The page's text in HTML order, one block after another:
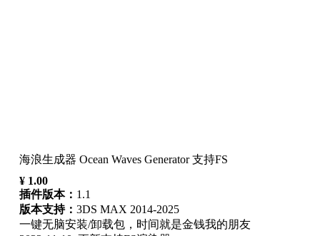
海浪生成器 Ocean Waves Generator 支持FS
¥1.00
插件版本： 1.1
版本支持： 3DS MAX 2014-2025
一键无脑安装/卸载包，时间就是金钱我的朋友